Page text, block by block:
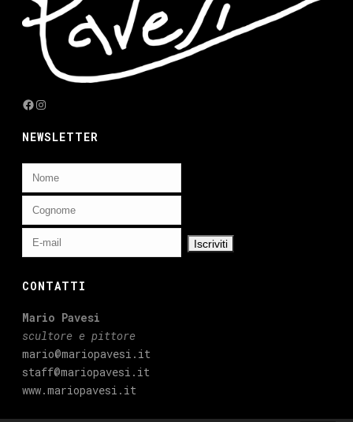
Facebook
Instagram
NEWSLETTER
CONTATTI
Mario Pavesi
scultore e pittore
mario@mariopavesi.it
staff@mariopavesi.it
www.mariopavesi.it